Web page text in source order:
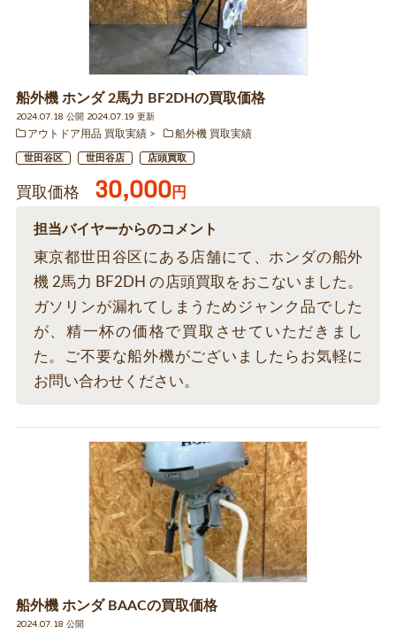
船外機 ホンダ 2馬力 BF2DHの買取価格
2024.07.18 公開 2024.07.19 更新
アウトドア用品 買取実績
船外機 買取実績
世田谷区 世田谷店 店頭買取
買取価格 30,000円
担当バイヤーからのコメント
東京都世田谷区にある店舗にて、ホンダの船外
機 2馬力 BF2DH の店頭買取をおこないました。
ガソリンが漏れてしまうためジャンク品でした
が、精一杯の価格で買取させていただきまし
た。ご不要な船外機がございましたらお気軽に
お問い合わせください。
船外機 ホンダ BAACの買取価格
2024.07.18 公開